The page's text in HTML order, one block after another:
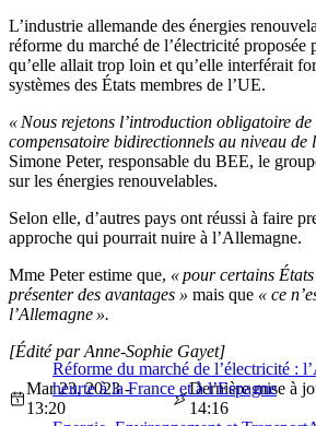
L’industrie allemande des énergies
réforme du marché de l’électricité proposée
qu’elle allait trop loin et qu’elle interférait
systèmes des États membres de l’UE.
« Nous rejetons l’introduction obligatoire
compensatoire bidirectionnels au niveau de
Simone Peter, responsable du BEE, le
sur les énergies renouvelables.
Selon elle, d’autres pays ont réussi à faire
approche qui pourrait nuire à l’Allemagne.
Mme Peter estime que, « pour certains
présenter des avantages » mais que « ce
l’Allemagne ».
Réforme du marché de l’électricité :
heurte à la France et à l’Espagne
[Édité par Anne-Sophie Gayet]
Mar 23, 2023 -
13:20
Dernière mise à
14:16